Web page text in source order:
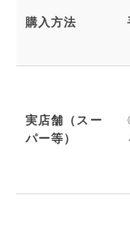
購入方法
実店舗（スー
パー等）